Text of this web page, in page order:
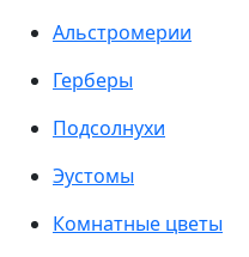
Альстромерии
Герберы
Подсолнухи
Эустомы
Комнатные цветы